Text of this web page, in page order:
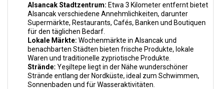
Alsancak Stadtzentrum: Etwa 3 Kilometer entfernt bietet
Alsancak verschiedene Annehmlichkeiten, darunter
Supermärkte, Restaurants, Cafés, Banken und Boutiquen
für den täglichen Bedarf.
Lokale Märkte: Wochenmärkte in Alsancak und
benachbarten Städten bieten frische Produkte, lokale
Waren und traditionelle zypriotische Produkte.
Strände: Yeşiltepe liegt in der Nähe wunderschöner
Strände entlang der Nordküste, ideal zum Schwimmen,
Sonnenbaden und für Wasseraktivitäten.